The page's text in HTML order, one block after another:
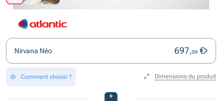
Nirvana Néo 697,09 €
Comment choisir ? Dimensions du produit
+